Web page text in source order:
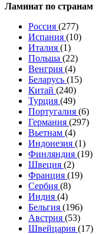
Ламинат по странам
Россия (277)
Испания (10)
Италия (1)
Польша (22)
Венгрия (4)
Беларусь (15)
Китай (240)
Турция (49)
Португалия (6)
Германия (297)
Вьетнам (4)
Индонезия (1)
Финляндия (19)
Швеция (2)
Франция (19)
Сербия (8)
Индия (4)
Бельгия (196)
Австрия (53)
Швейцария (17)